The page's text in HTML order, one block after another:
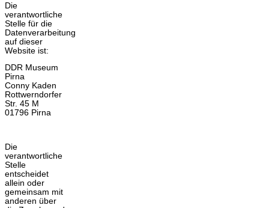
Die
verantwortliche
Stelle für die
Datenverarbeitung
auf dieser
Website ist:
DDR Museum
Pirna
Conny Kaden
Rottwerndorfer
Str. 45 M
01796 Pirna
Die
verantwortliche
Stelle
entscheidet
allein oder
gemeinsam mit
anderen über